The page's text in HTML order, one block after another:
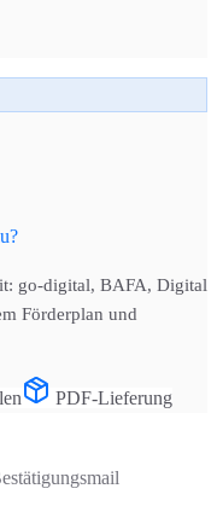
go-digital, BAFA, Digital
Förderplan und
PDF-Lieferung